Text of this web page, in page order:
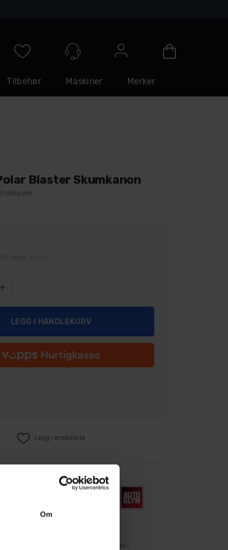
Om
Tilbehør Maskiner Merker
Blaster Skumkanon
+
Legg i ønskeliste
Spørsmål og svar: